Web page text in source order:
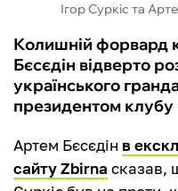
Ігор Суркіс та
Колишній форвард
Бєсєдін відверто
українського
президентом клубу
Артем Бєсєдін в
сайту Zbirna сказав,